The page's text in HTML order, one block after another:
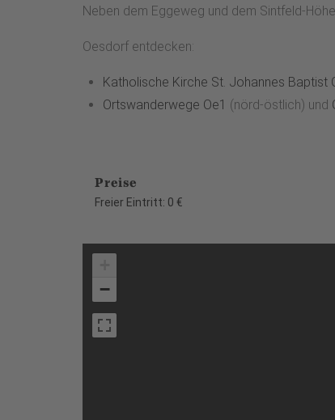
Neben dem Eggeweg und dem Sintfeld-
Oesdorf entdecken:
Katholische Kirche St. Johannes Baptist
Ortswanderwege Oe1 (nörd-östlich) und
Preise
Freier Eintritt: 0 €
−